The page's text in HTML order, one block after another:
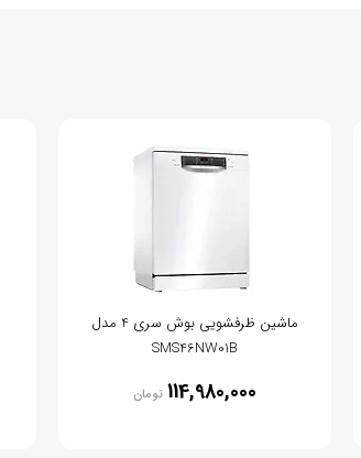
ماشین ظرفشویی بوش سری 4 مدل
SMS46NW01B
114,980,000 تومان